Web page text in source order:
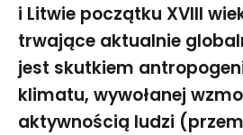
i Litwie początku XVIII
trwające aktualnie
jest skutkiem
klimatu, wywołanej
aktywnością ludzi